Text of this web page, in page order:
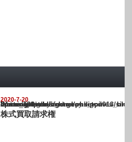
2020-7-20
Warning
: Undefined array key "show_category" in
/home/netst/kuno-cpa.co.jp/public_html/philippines_blog/wp-content/themes/
on line183
株式買取請求権